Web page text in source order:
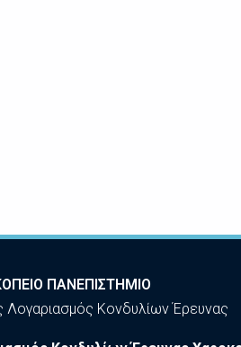
ΠΑΝΕΠΙΣΤΗΜΙΟ
Λογαριασμός Κονδυλίων Έρευνας